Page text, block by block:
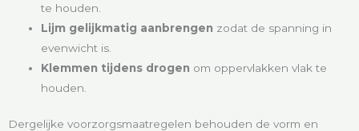
te houden.
Lijm gelijkmatig aanbrengen zodat de spanning in
evenwicht is.
Klemmen tijdens drogen om oppervlakken vlak te
houden.
Dergelijke voorzorgsmaatregelen behouden de vorm en